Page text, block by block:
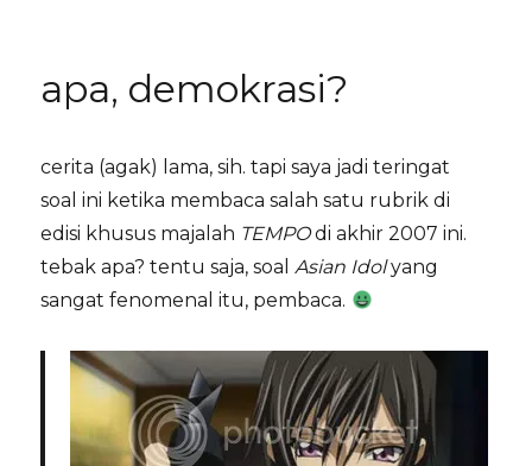
apa, demokrasi?
cerita (agak) lama, sih. tapi saya jadi teringat
soal ini ketika membaca salah satu rubrik di
edisi khusus majalah TEMPOdi akhir 2007 ini.
tebak apa? tentu saja, soalAsian Idolyang
sangat fenomenal itu, pembaca.